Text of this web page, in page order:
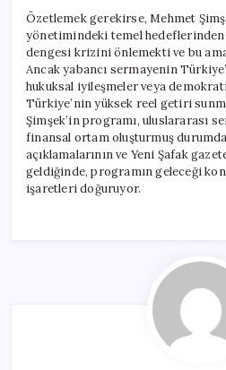
Özetlemek gerekirse, Mehmet
yönetimindeki temel
dengesi krizini önlemekti ve bu
Ancak yabancı sermayenin
hukuksal iyileşmeler veya
Türkiye’nin yüksek reel getiri
Şimşek’in programı, uluslararası
finansal ortam oluşturmuş
açıklamalarının ve Yeni Şafak
geldiğinde, programın geleceği
işaretleri doğuruyor.